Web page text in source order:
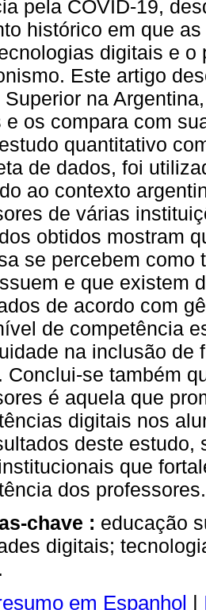
pela COVID-19,
histórico em que
digitais e o
Este artigo
Superior na
e os compara com
quantitativo
de dados, foi
ao contexto
de várias
obtidos mostram
se percebem como
e que existem
de acordo com
de competência
na inclusão de
Conclui-se também
é aquela que
digitais nos
deste estudo,
que
dos professores.
chave : educação
digitais;
em Espanhol |